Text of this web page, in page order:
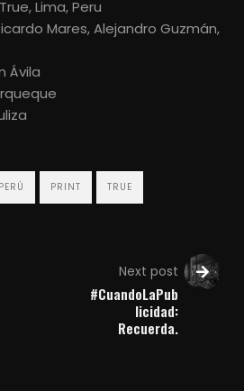
Lima, Peru
Mares, Alejandro Guzmán,
Ávila
PRINT TRUE
Next post
#CuandoLaPub
licidad:
Recuerda.